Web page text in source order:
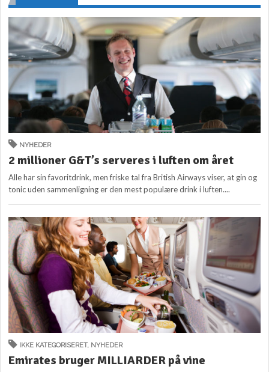
NYHEDER
2 millioner G&T’s serveres i luften om året
Alle har sin favoritdrink, men friske tal fra British Airways viser, at gin og
tonic uden sammenligning er den mest populære drink i luften....
IKKE KATEGORISERET, NYHEDER
Emirates bruger MILLIARDER på vine